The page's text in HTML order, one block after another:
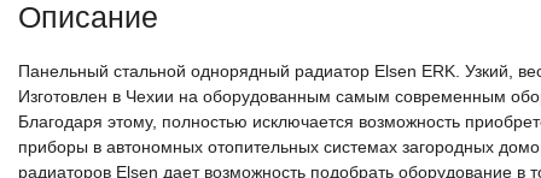
Описание
Панельный стальной однорядный радиатор Elsen ERK. Узкий,
Изготовлен в Чехии на оборудованным самым современным
Благодаря этому, полностью исключается возможность
приборы в автономных отопительных системах загородных
радиаторов Elsen дает возможность подобрать оборудование